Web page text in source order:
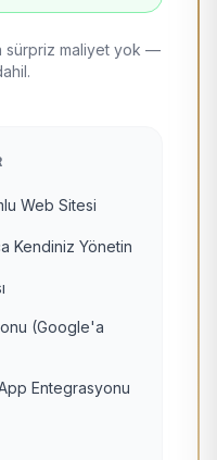
sürpriz maliyet yok —
Web Sitesi
Kendiniz Yönetin
(Google'a
Entegrasyonu